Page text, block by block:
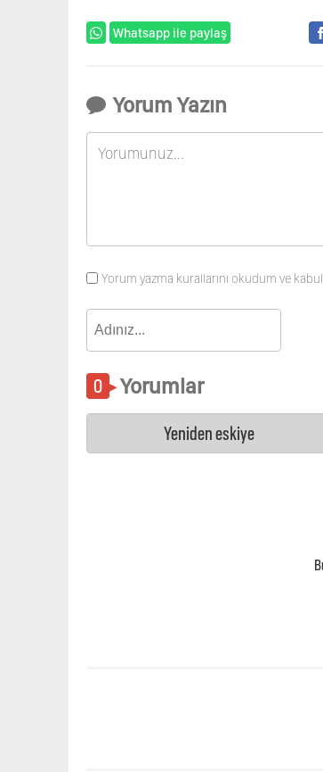
Whatsapp ile paylaş
Yorum Yazın
Yorum yazma kurallarını okudum ve
Yorumlar
Yeniden eskiye